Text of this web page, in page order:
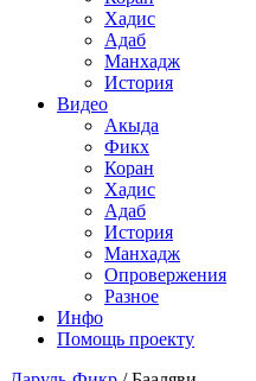
Хадис
Адаб
Манхадж
История
Видео
Акыда
Фикх
Коран
Хадис
Адаб
История
Манхадж
Опровержения
Разное
Инфо
Помощь проекту